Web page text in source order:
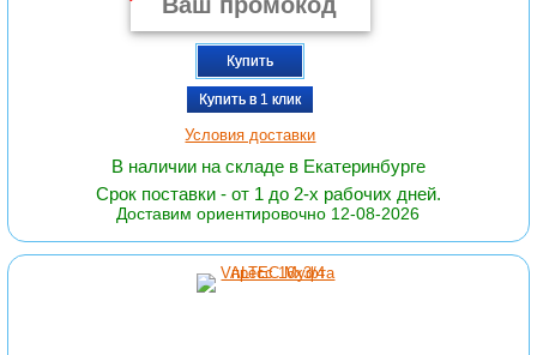
Купить
Купить в 1 клик
Условия доставки
В наличии на складе в Екатеринбурге
Срок поставки - от 1 до 2-х рабочих дней.
Доставим ориентировочно 12-08-2026